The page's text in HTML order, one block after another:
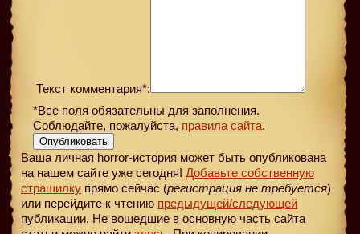
Текст комментария*:
*Все поля обязательны для заполнения.
Соблюдайте, пожалуйста, правила сайта.
Опубликовать
Ваша личная horror-история может быть опубликована
на нашем сайте уже сегодня! Добавьте собственную
страшилку прямо сейчас (регистрация не требуется)
или перейдите к чтению предыдущей/следующей
публикации. Не вошедшие в основную часть сайта